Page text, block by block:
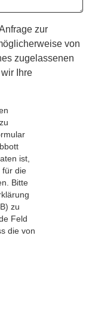
zur
von
zugelassenen
Ihre
ist,
für die
Bitte
zu
Feld
die von